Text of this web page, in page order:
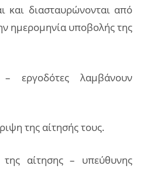
και διασταυρώνονται από
ημερομηνία υποβολής της
εργοδότες λαμβάνουν
της αίτησής τους.
αίτησης – υπεύθυνης